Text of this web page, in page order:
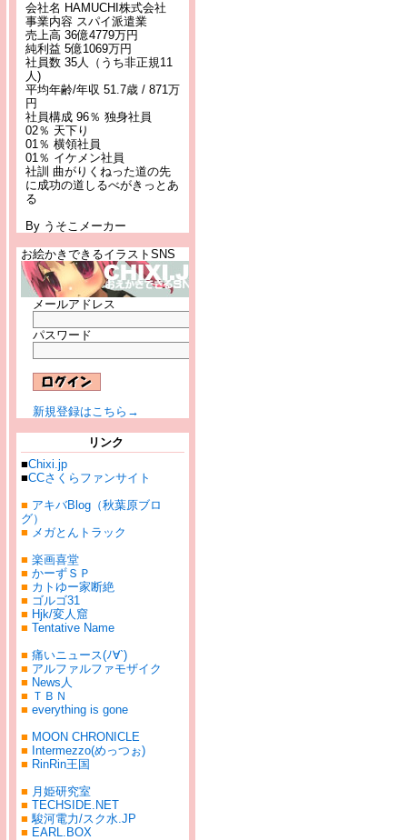
会社名 HAMUCHI株式会社
事業内容 スパイ派遣業
売上高 36億4779万円
純利益 5億1069万円
社員数 35人（うち非正規11
人)
平均年齢/年収 51.7歳 / 871万
円
社員構成 96％ 独身社員
02％ 天下り
01％ 横領社員
01％ イケメン社員
社訓 曲がりくねった道の先
に成功の道しるべがきっとあ
る
By うそこメーカー
お絵かきできるイラストSNS
メールアドレス
パスワード
新規登録はこちら→
リンク
■Chixi.jp
■CCさくらファンサイト
■ アキバBlog（秋葉原ブロ
グ）
■ メガとんトラック
■ 楽画喜堂
■ かーずＳＰ
■ カトゆー家断絶
■ ゴルゴ31
■ Hjk/変人窟
■ Tentative Name
■ 痛いニュース(ﾉ∀`)
■ アルファルファモザイク
■ News人
■ ＴＢＮ
■ everything is gone
■ MOON CHRONICLE
■ Intermezzo(めっつぉ)
■ RinRin王国
■ 月姫研究室
■ TECHSIDE.NET
■駿河電力/スク水.JP
■ EARL.BOX